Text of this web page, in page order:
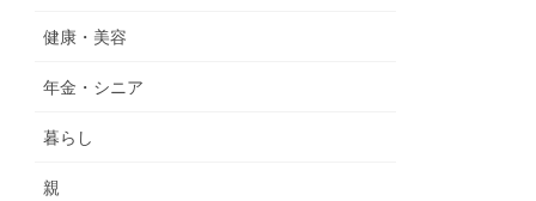
健康・美容
年金・シニア
暮らし
親